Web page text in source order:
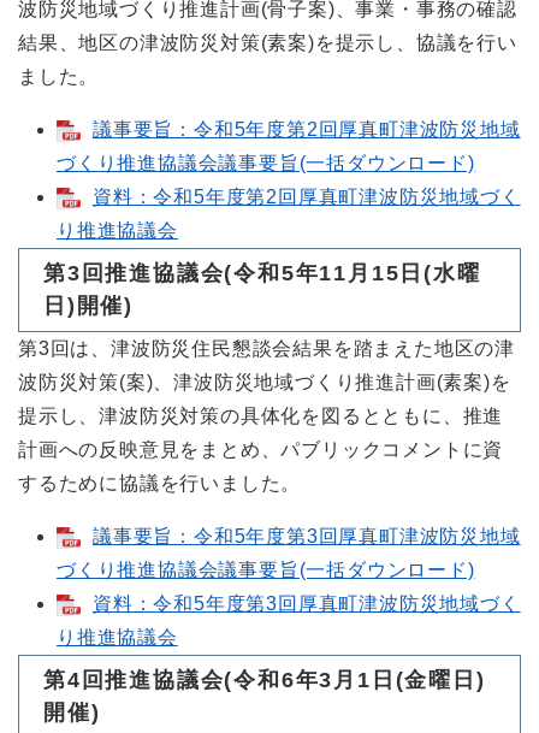
波防災地域づくり推進計画(骨子案)、事業・事務の確認
結果、地区の津波防災対策(素案)を提示し、協議を行い
ました。
議事要旨：令和5年度第2回厚真町津波防災地域
づくり推進協議会議事要旨(一括ダウンロード)
資料：令和5年度第2回厚真町津波防災地域づく
り推進協議会
第3回推進協議会(令和5年11月15日(水曜
日)開催)
第3回は、津波防災住民懇談会結果を踏まえた地区の津
波防災対策(案)、津波防災地域づくり推進計画(素案)を
提示し、津波防災対策の具体化を図るとともに、推進
計画への反映意見をまとめ、パブリックコメントに資
するために協議を行いました。
議事要旨：令和5年度第3回厚真町津波防災地域
づくり推進協議会議事要旨(一括ダウンロード)
資料：令和5年度第3回厚真町津波防災地域づく
り推進協議会
第4回推進協議会(令和6年3月1日(金曜日)
開催)